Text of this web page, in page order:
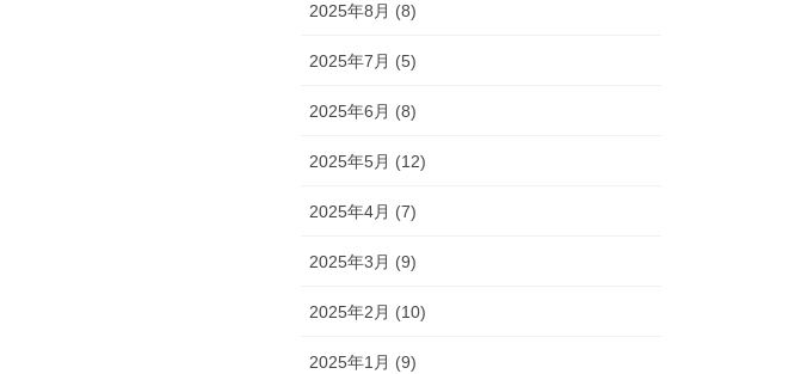
2025年8月 (8)
2025年7月 (5)
2025年6月 (8)
2025年5月 (12)
2025年4月 (7)
2025年3月 (9)
2025年2月 (10)
2025年1月 (9)